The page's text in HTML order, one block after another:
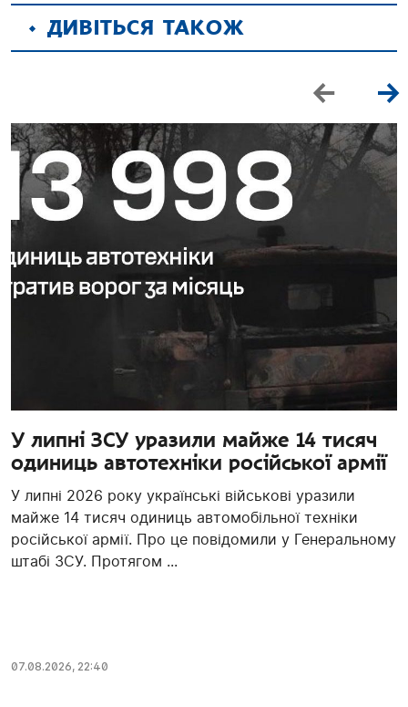
ДИВІТЬСЯ ТАКОЖ
У липні ЗСУ уразили майже 14 тисяч
одиниць автотехніки російської армії
У липні 2026 року українські військові уразили
майже 14 тисяч одиниць автомобільної техніки
російської армії. Про це повідомили у Генеральному
штабі ЗСУ. Протягом ...
07.08.2026, 22:40